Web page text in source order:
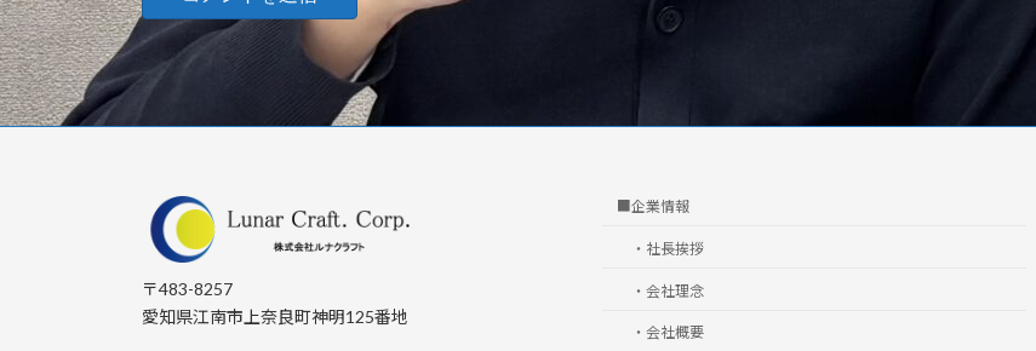
〒483-8257
愛知県江南市上奈良町神明125番地
■企業情報
・社長挨拶
・会社理念
・会社概要